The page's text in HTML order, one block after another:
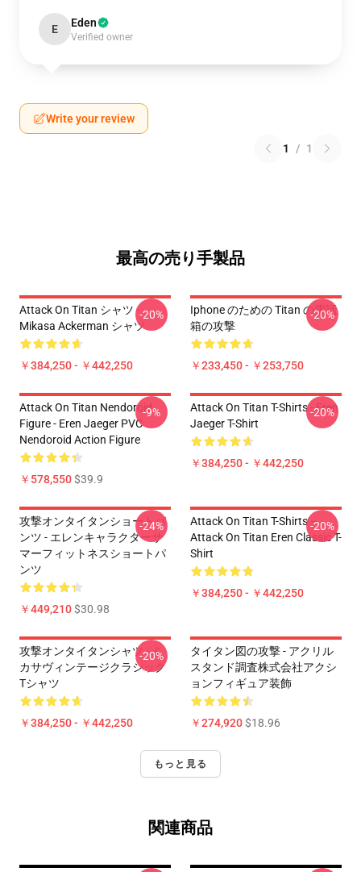
E Eden
Verified owner
Write your review
1 / 1
最高の売り手製品
Attack On Titan シャツ -
Mikasa Ackerman シャツ
￥384,250 - ￥442,250
-20%
Iphone のための Titan の電話
箱の攻撃
￥233,450 - ￥253,750
-20%
Attack On Titan Nendoroid
Figure - Eren Jaeger PVC
Nendoroid Action Figure
￥578,550$39.9
-9%
Attack On Titan T-Shirts - Eren
Jaeger T-Shirt
￥384,250 - ￥442,250
-20%
攻撃オンタイタンショートパ
ンツ - エレンキャラクターサ
マーフィットネスショートパ
ンツ
￥449,210$30.98
-24%
Attack On Titan T-Shirts –
Attack On Titan Eren Classic T-
Shirt
￥384,250 - ￥442,250
-20%
攻撃オンタイタンシャツ - ミ
カサヴィンテージクラシック
Tシャツ
￥384,250 - ￥442,250
-20%
タイタン図の攻撃 - アクリル
スタンド調査株式会社アクシ
ョンフィギュア装飾
￥274,920$18.96
もっと見る
関連商品